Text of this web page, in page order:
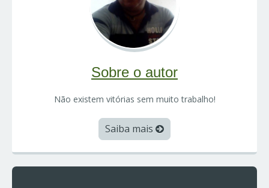
Sobre o autor
Não existem vitórias sem muito trabalho!
Saiba mais